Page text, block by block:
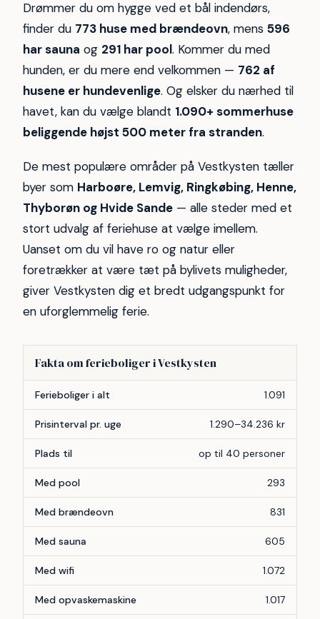
Drømmer du om hygge ved et bål indendørs,
finder du 773 huse med brændeovn, mens 596
har sauna og 291 har pool. Kommer du med
hunden, er du mere end velkommen — 762 af
husene er hundevenlige. Og elsker du nærhed til
havet, kan du vælge blandt 1.090+ sommerhuse
beliggende højst 500 meter fra stranden.
De mest populære områder på Vestkysten tæller
byer som Harboøre, Lemvig, Ringkøbing, Henne,
Thyborøn og Hvide Sande — alle steder med et
stort udvalg af feriehuse at vælge imellem.
Uanset om du vil have ro og natur eller
foretrækker at være tæt på bylivets muligheder,
giver Vestkysten dig et bredt udgangspunkt for
en uforglemmelig ferie.
Fakta om ferieboliger i Vestkysten
Ferieboliger i alt 1.091
Prisinterval pr. uge 1.290–34.236 kr
Plads til op til 40 personer
Med pool 293
Med brændeovn 831
Med sauna 605
Med wifi 1.072
Med opvaskemaskine 1.017